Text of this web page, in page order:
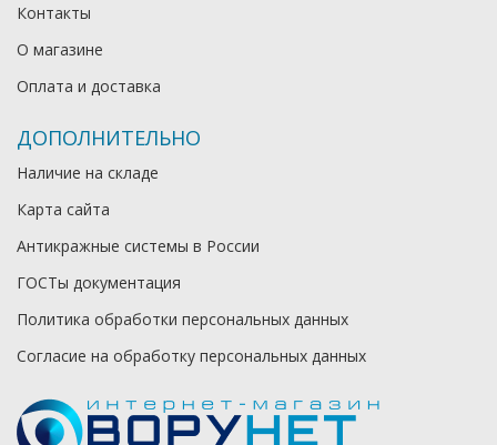
Контакты
О магазине
Оплата и доставка
ДОПОЛНИТЕЛЬНО
Наличие на складе
Карта сайта
Антикражные системы в России
ГОСТы документация
Политика обработки персональных данных
Согласие на обработку персональных данных